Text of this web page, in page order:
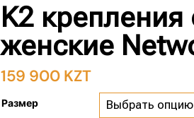
K2
женские
159 900 KZT
Размер